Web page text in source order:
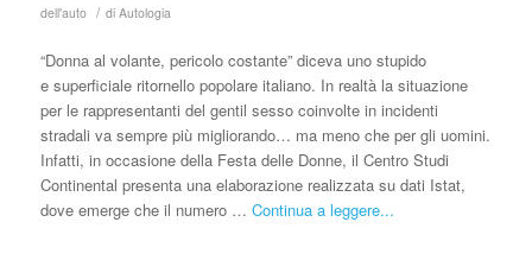
dell'auto / di Autologia
“Donna al volante, pericolo costante” diceva uno stupido
e superficiale ritornello popolare italiano. In realtà la situazione
per le rappresentanti del gentil sesso coinvolte in incidenti
stradali va sempre più migliorando… ma meno che per gli uomini.
Infatti, in occasione della Festa delle Donne, il Centro Studi
Continental presenta una elaborazione realizzata su dati Istat,
dove emerge che il numero … Continua a leggere...